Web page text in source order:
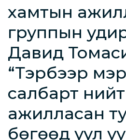
хамтын
группын
Давид
“Тэрбээр
салбарт
ажилласан
бөгөөд уул